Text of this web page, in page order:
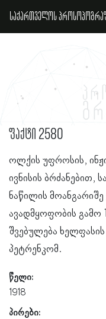
საქართველოს
ფაქტი 2580
ოლქის უფროსის,
ივნისის ბრძანებით,
ნაწილის
ავადმყოფობის გამო
შვებულება
პეტრენკომ.
წელი:
1918
პირები: